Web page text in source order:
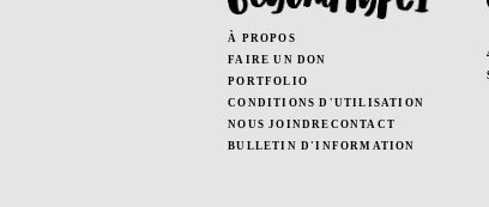
À PROPOS
FAIRE UN DON
PORTFOLIO
CONDITIONS D'UTILISATION
NOUS JOINDRECONTACT
BULLETIN D'INFORMATION